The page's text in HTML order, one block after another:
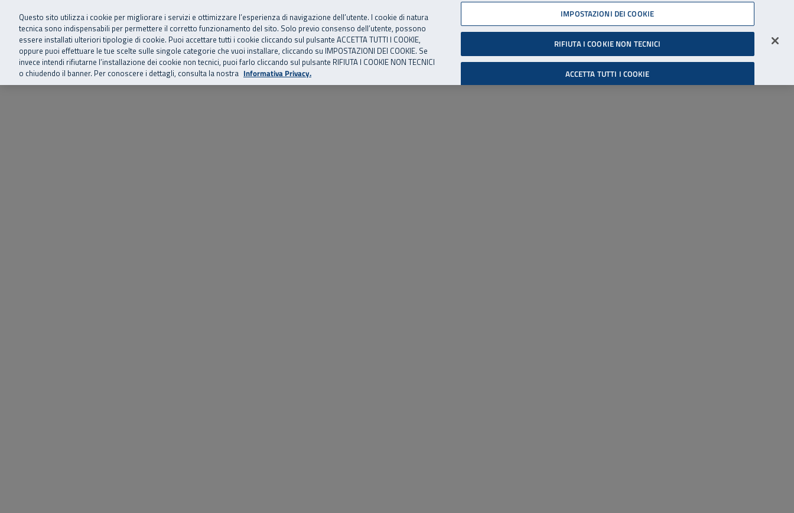
Vai al menu principale
Vai al contenuto principale
Vai al Footer 06 45539607
SuperAbile - il Contact Center Inail per il mondo della disabilità
Home Chi siamo Storie, news ed eventi Risorse utili Supporto Accessibilità
Cerca
Accedi all'area riservata
Questo sito utilizza i cookie per migliorare i servizi e ottimizzare l’esperienza di navigazione dell’utente. I cookie di natura
tecnica sono indispensabili per permettere il corretto funzionamento del sito. Solo previo consenso dell’utente, possono
essere installati ulteriori tipologie di cookie. Puoi accettare tutti i cookie cliccando sul pulsante ACCETTA TUTTI I COOKIE,
oppure puoi effettuare le tue scelte sulle singole categorie che vuoi installare, cliccando su IMPOSTAZIONI DEI COOKIE. Se
invece intendi rifiutarne l’installazione dei cookie non tecnici, puoi farlo cliccando sul pulsante RIFIUTA I COOKIE NON TECNICI
o chiudendo il banner. Per conoscere i dettagli, consulta la nostra Informativa Privacy.
IMPOSTAZIONI DEI COOKIE
RIFIUTA I COOKIE NON TECNICI
ACCETTA TUTTI I COOKIE